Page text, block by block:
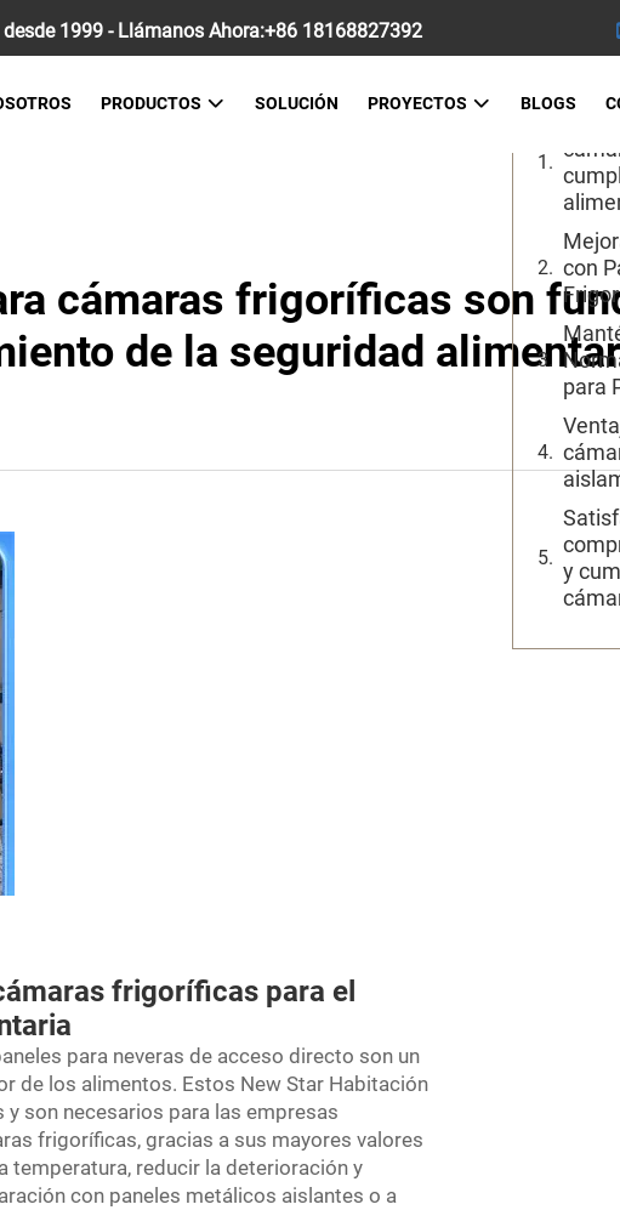
1999 - Llámanos Ahora:+86 18168827392
PRODUCTOS SOLUCIÓN PROYECTOS BLOGS
cámaras frigoríficas son
de la seguridad
frigoríficas para el
para neveras de acceso directo son un
de los alimentos. Estos New Star Habitación
son necesarios para las empresas
frigoríficas, gracias a sus mayores valores
temperatura, reducir la deterioración y
con paneles metálicos aislantes o a
Tabla
Los
con
para
y